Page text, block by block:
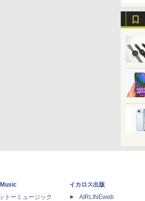
トーミュージック
イカロス出版
AIRLINEweb